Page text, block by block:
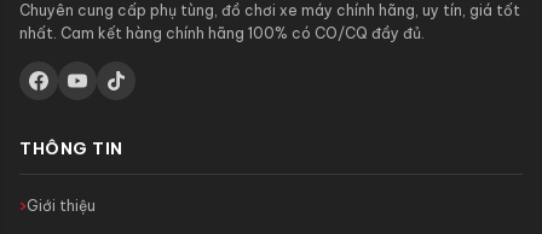
Chuyên cung cấp phụ tùng, đồ chơi xe máy chính hãng, uy tín, giá tốt
nhất. Cam kết hàng chính hãng 100% có CO/CQ đầy đủ.
THÔNG TIN
Giới thiệu